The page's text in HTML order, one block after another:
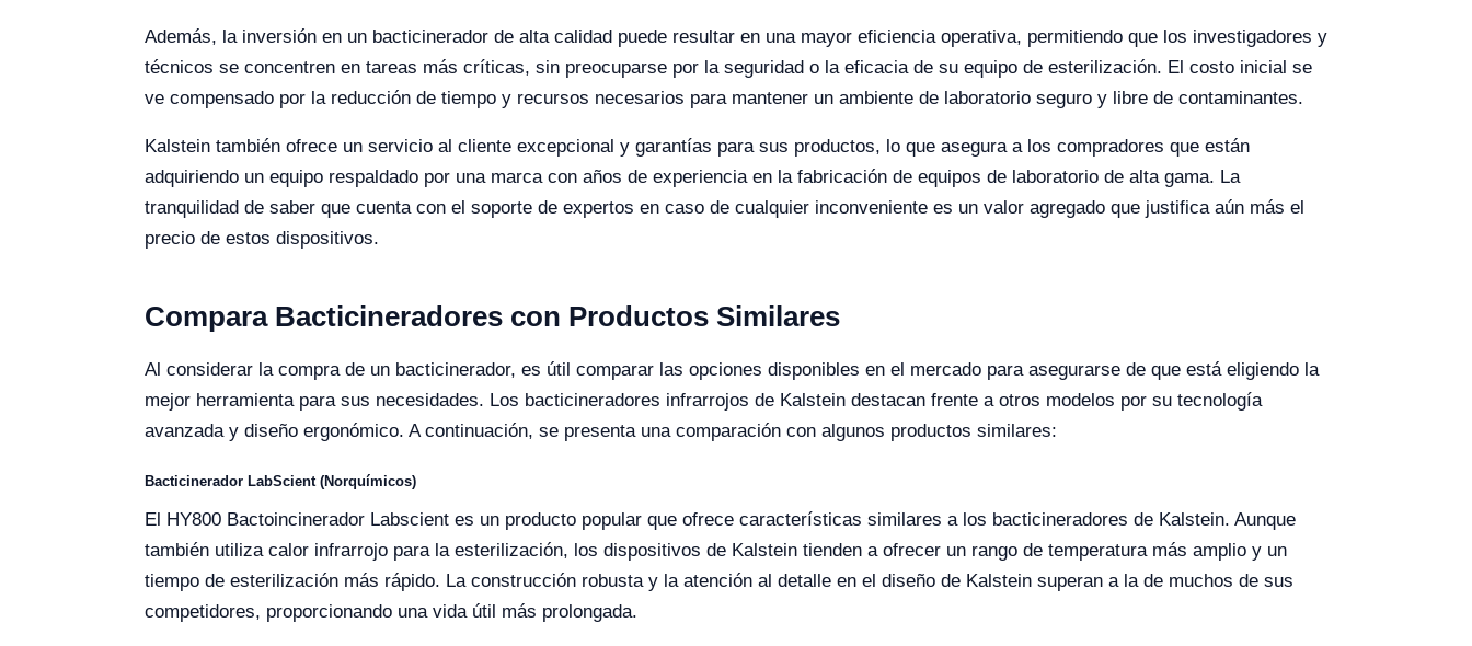
Además, la inversión en un bacticinerador de alta calidad puede resultar en una mayor eficiencia operativa, permitiendo que los investigadores y
técnicos se concentren en tareas más críticas, sin preocuparse por la seguridad o la eficacia de su equipo de esterilización. El costo inicial se
ve compensado por la reducción de tiempo y recursos necesarios para mantener un ambiente de laboratorio seguro y libre de contaminantes.
Kalstein también ofrece un servicio al cliente excepcional y garantías para sus productos, lo que asegura a los compradores que están
adquiriendo un equipo respaldado por una marca con años de experiencia en la fabricación de equipos de laboratorio de alta gama. La
tranquilidad de saber que cuenta con el soporte de expertos en caso de cualquier inconveniente es un valor agregado que justifica aún más el
precio de estos dispositivos.
Compara Bacticineradores con Productos Similares
Al considerar la compra de un bacticinerador, es útil comparar las opciones disponibles en el mercado para asegurarse de que está eligiendo la
mejor herramienta para sus necesidades. Los bacticineradores infrarrojos de Kalstein destacan frente a otros modelos por su tecnología
avanzada y diseño ergonómico. A continuación, se presenta una comparación con algunos productos similares:
Bacticinerador LabScient (Norquímicos)
El HY800 Bactoincinerador Labscient es un producto popular que ofrece características similares a los bacticineradores de Kalstein. Aunque
también utiliza calor infrarrojo para la esterilización, los dispositivos de Kalstein tienden a ofrecer un rango de temperatura más amplio y un
tiempo de esterilización más rápido. La construcción robusta y la atención al detalle en el diseño de Kalstein superan a la de muchos de sus
competidores, proporcionando una vida útil más prolongada.